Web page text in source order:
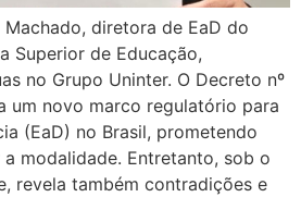
Machado, diretora de EaD do
Superior de Educação,
no Grupo Uninter. O Decreto nº
um novo marco regulatório para
(EaD) no Brasil, prometendo
modalidade. Entretanto, sob o
revela também contradições e